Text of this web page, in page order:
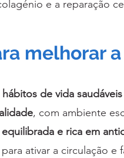
e a reparação
melhorar
hábitos de vida saudáveis
, com ambiente
e rica em
para ativar a circulação e